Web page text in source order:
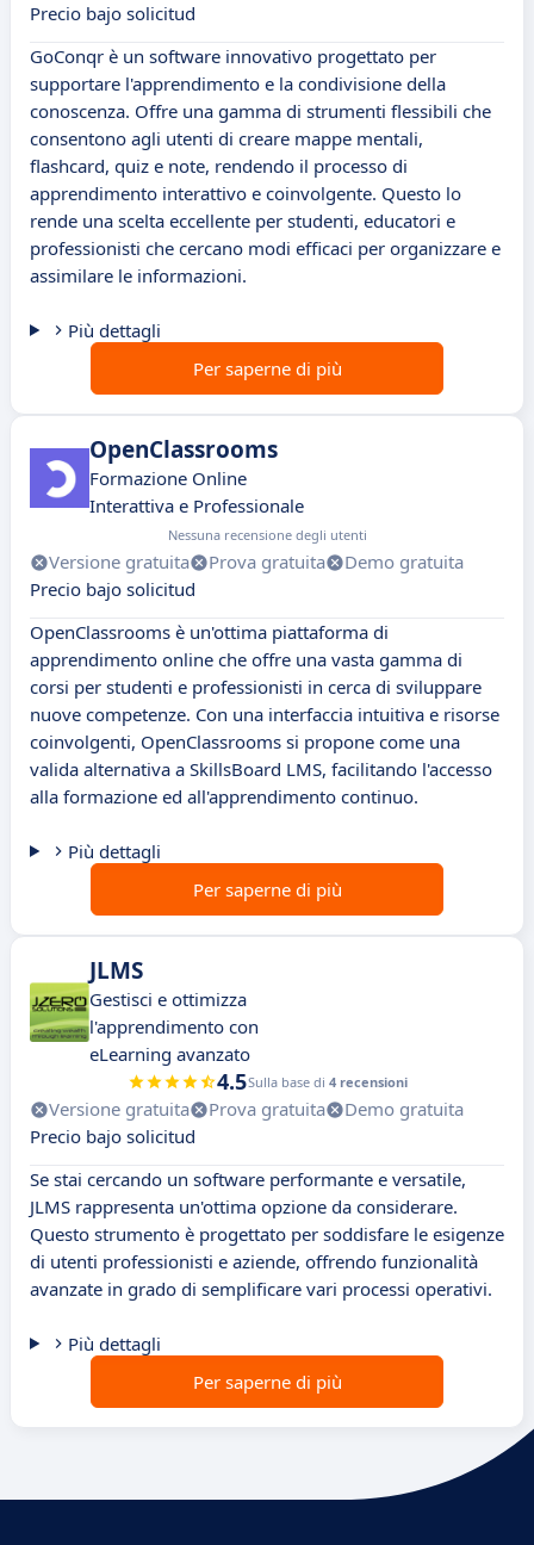
Precio bajo solicitud
GoConqr è un software innovativo progettato per
supportare l'apprendimento e la condivisione della
conoscenza. Offre una gamma di strumenti flessibili che
consentono agli utenti di creare mappe mentali,
flashcard, quiz e note, rendendo il processo di
apprendimento interattivo e coinvolgente. Questo lo
rende una scelta eccellente per studenti, educatori e
professionisti che cercano modi efficaci per organizzare e
assimilare le informazioni.
Più dettagli
Per saperne di più
OpenClassrooms
Formazione Online
Interattiva e Professionale
Nessuna recensione degli utenti
Versione gratuita Prova gratuita
Demo gratuita
Precio bajo solicitud
OpenClassrooms è un'ottima piattaforma di
apprendimento online che offre una vasta gamma di
corsi per studenti e professionisti in cerca di sviluppare
nuove competenze. Con una interfaccia intuitiva e risorse
coinvolgenti, OpenClassrooms si propone come una
valida alternativa a SkillsBoard LMS, facilitando l'accesso
alla formazione ed all'apprendimento continuo.
Più dettagli
Per saperne di più
JLMS
Gestisci e ottimizza
l'apprendimento con
eLearning avanzato
4.5Sulla base di 4 recensioni
Versione gratuita Prova gratuita
Demo gratuita
Precio bajo solicitud
Se stai cercando un software performante e versatile,
JLMS rappresenta un'ottima opzione da considerare.
Questo strumento è progettato per soddisfare le esigenze
di utenti professionisti e aziende, offrendo funzionalità
avanzate in grado di semplificare vari processi operativi.
Più dettagli
Per saperne di più